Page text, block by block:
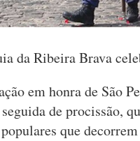
da Ribeira Brava
em honra de São
de procissão,
que